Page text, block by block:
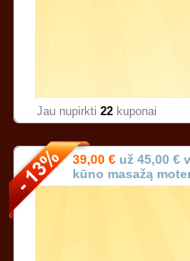
Jau nupirkti 22 kuponai
39,00 € už 45,00 €
kūno masažą
Vilniuje!